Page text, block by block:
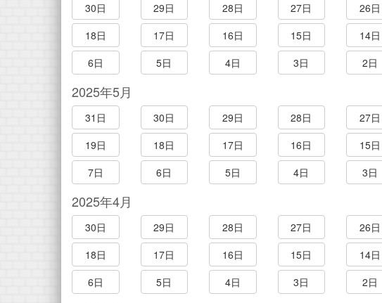
30日 29日 28日 27日 26日
18日
17日 16日 15日 14日
6日
5日 4日 3日 2日
2025年5月
31日 30日 29日 28日 27日
19日
18日 17日 16日 15日
7日
6日 5日 4日 3日
2025年4月
30日 29日 28日 27日 26日
18日
17日 16日 15日 14日
6日
5日 4日 3日 2日